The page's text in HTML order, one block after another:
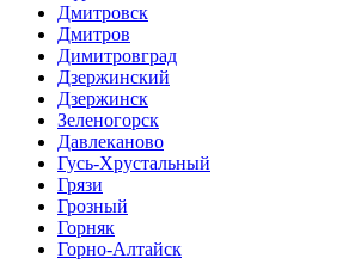
Дмитровск
Дмитров
Димитровград
Дзержинский
Дзержинск
Зеленогорск
Давлеканово
Гусь-Хрустальный
Грязи
Грозный
Горняк
Горно-Алтайск